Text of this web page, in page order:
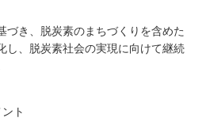
づき、脱炭素のまちづくりを含めた
し、脱炭素社会の実現に向けて継続
ト